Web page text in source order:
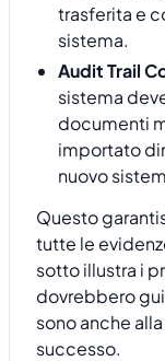
trasferita e
sistema.
Audit Trail
sistema
documenti
importato
nuovo
Questo
tutte le
sotto illustra i
dovrebbero
sono anche
successo.